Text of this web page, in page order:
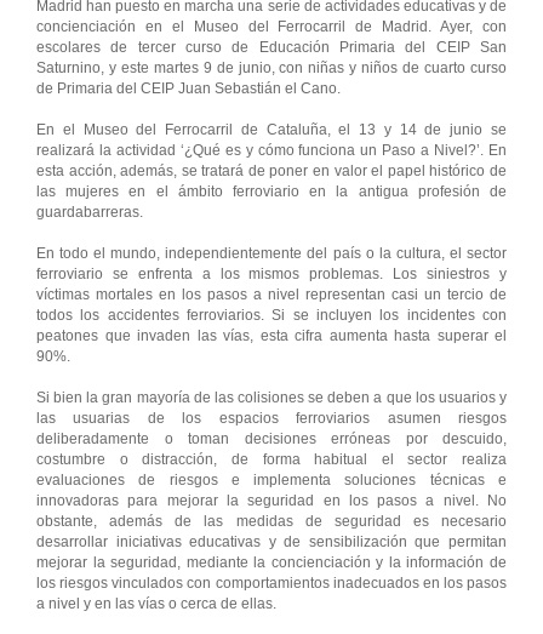
Madrid han puesto en marcha una serie de actividades educativas y de
concienciación en el Museo del Ferrocarril de Madrid. Ayer, con
escolares de tercer curso de Educación Primaria del CEIP San
Saturnino, y este martes 9 de junio, con niñas y niños de cuarto curso
de Primaria del CEIP Juan Sebastián el Cano.
En el Museo del Ferrocarril de Cataluña, el 13 y 14 de junio se
realizará la actividad ‘¿Qué es y cómo funciona un Paso a Nivel?’. En
esta acción, además, se tratará de poner en valor el papel histórico de
las mujeres en el ámbito ferroviario en la antigua profesión de
guardabarreras.
En todo el mundo, independientemente del país o la cultura, el sector
ferroviario se enfrenta a los mismos problemas. Los siniestros y
víctimas mortales en los pasos a nivel representan casi un tercio de
todos los accidentes ferroviarios. Si se incluyen los incidentes con
peatones que invaden las vías, esta cifra aumenta hasta superar el
90%.
Si bien la gran mayoría de las colisiones se deben a que los usuarios y
las usuarias de los espacios ferroviarios asumen riesgos
deliberadamente o toman decisiones erróneas por descuido,
costumbre o distracción, de forma habitual el sector realiza
evaluaciones de riesgos e implementa soluciones técnicas e
innovadoras para mejorar la seguridad en los pasos a nivel. No
obstante, además de las medidas de seguridad es necesario
desarrollar iniciativas educativas y de sensibilización que permitan
mejorar la seguridad, mediante la concienciación y la información de
los riesgos vinculados con comportamientos inadecuados en los pasos
a nivel y en las vías o cerca de ellas.